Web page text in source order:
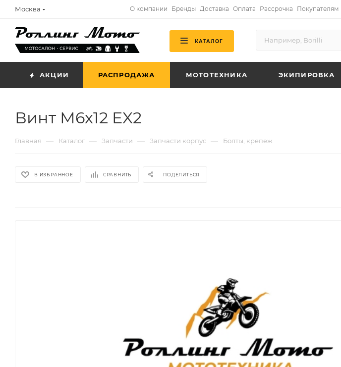
Москва О компании Бренды Доставка Оплата Рассрочка Покупателям
КАТАЛОГ
АКЦИИ РАСПРОДАЖА МОТОТЕХНИКА ЭКИПИРОВКА
Винт М6х12 EX2
Главная — Каталог — Запчасти — Запчасти корпус — Болты, крепеж
В ИЗБРАННОЕ СРАВНИТЬ ПОДЕЛИТЬСЯ